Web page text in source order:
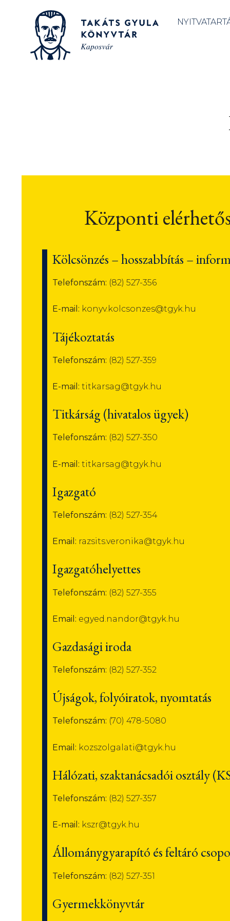
Központi
Kölcsönzés – hosszabbítás –
Telefonszám: (82) 527-356
E-mail: konyv.kolcsonzes@tgyk.hu
Tájékoztatás
Telefonszám: (82) 527-359
E-mail: titkarsag@tgyk.hu
Titkárság (hivatalos ügyek)
Telefonszám: (82) 527-350
E-mail: titkarsag@tgyk.hu
Igazgató
Telefonszám: (82) 527-354
Email: razsits.veronika@tgyk.hu
Igazgatóhelyettes
Telefonszám: (82) 527-355
Email: egyed.nandor@tgyk.hu
Gazdasági iroda
Telefonszám: (82) 527-352
Újságok, folyóiratok, nyomtatás
Telefonszám: (70) 478-5080
Email: kozszolgalati@tgyk.hu
Hálózati, szaktanácsadói osztály
Telefonszám: (82) 527-357
E-mail: kszr@tgyk.hu
Állománygyarapító és feltáró
Telefonszám: (82) 527-351
Gyermekkönyvtár